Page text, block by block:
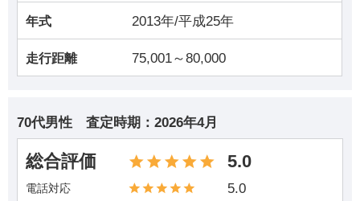
年式 2013年/平成25年
走行距離 75,001～80,000
70代男性 査定時期： 2026年4月
総合評価 5.0
電話対応 5.0